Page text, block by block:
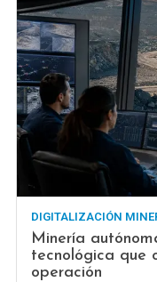
DIGITALIZACIÓN
Minería
tecnológica que
operación